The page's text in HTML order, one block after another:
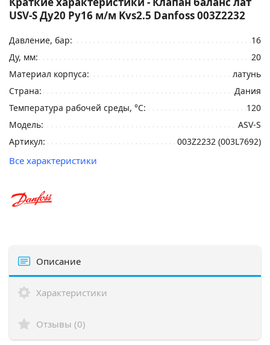
USV-S Ду20 Ру16 м/м Kvs2.5 Danfoss 003Z2232
Давление, бар:
16
Ду, мм:
20
Материал корпуса:
латунь
Страна:
Дания
Температура рабочей среды, °C:
120
Модель:
ASV-S
Артикул:
003Z2232 (003L7692)
Все характеристики
Описание
Характеристики
Отзывы (0)